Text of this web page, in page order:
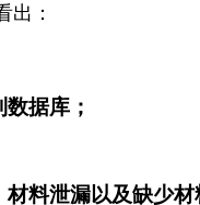
出：
据库；
料泄漏以及缺少材